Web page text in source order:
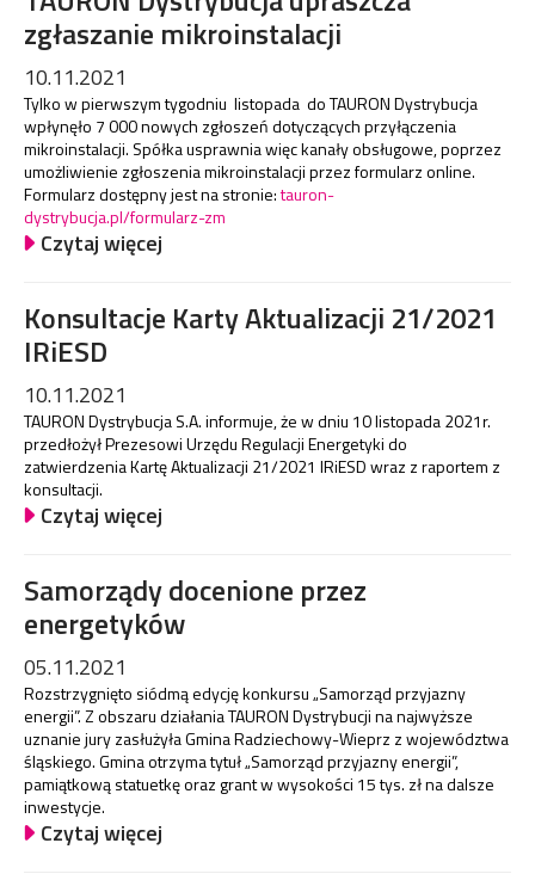
zgłaszanie mikroinstalacji
10.11.2021
Tylko w pierwszym tygodniu listopada do TAURON Dystrybucja
wpłynęło 7 000 nowych zgłoszeń dotyczących przyłączenia
mikroinstalacji. Spółka usprawnia więc kanały obsługowe, poprzez
umożliwienie zgłoszenia mikroinstalacji przez formularz online.
Formularz dostępny jest na stronie:tauron-
dystrybucja.pl/formularz-zm
Czytaj więcej
Konsultacje Karty Aktualizacji 21/2021
IRiESD
10.11.2021
TAURON Dystrybucja S.A. informuje, że w dniu 10 listopada 2021r.
przedłożył Prezesowi Urzędu Regulacji Energetyki do
zatwierdzenia Kartę Aktualizacji 21/2021 IRiESD wraz z raportem z
konsultacji.
Czytaj więcej
Samorządy docenione przez
energetyków
05.11.2021
Rozstrzygnięto siódmą edycję konkursu „Samorząd przyjazny
energii”. Z obszaru działania TAURON Dystrybucji na najwyższe
uznanie jury zasłużyła Gmina Radziechowy-Wieprz z województwa
śląskiego. Gmina otrzyma tytuł „Samorząd przyjazny energii”,
pamiątkową statuetkę oraz grant w wysokości 15 tys. zł na dalsze
inwestycje.
Czytaj więcej